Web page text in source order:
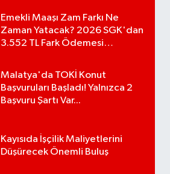
Emekli Maaşı Zam Farkı Ne
Zaman Yatacak? 2026 SGK'dan
3.552 TL Fark Ödemesi
Malatya'da TOKİ Konut
Başvuruları Başladı! Yalnızca 2
Başvuru Şartı Var...
Kayısıda İşçilik Maliyetlerini
Düşürecek Önemli Buluş